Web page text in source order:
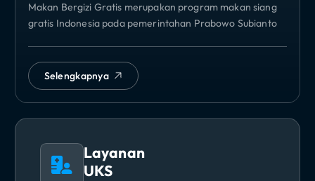
Makan Bergizi Gratis merupakan program makan siang
gratis Indonesia pada pemerintahan Prabowo Subianto
Selengkapnya
Layanan
UKS